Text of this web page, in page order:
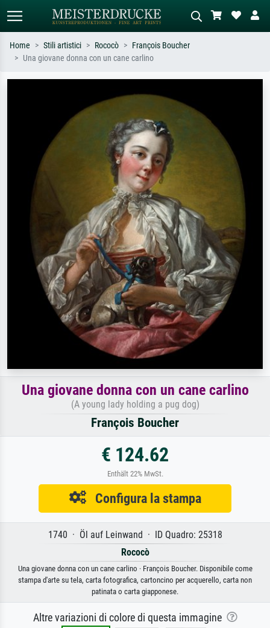
Monet, Notte stellata,
Impressionismo, onda di Hokusai,
nudo.
astratto con molto rosso, dipinto a
olio scuro, nudo in piedi vicino a un
albero.
Home Stili artistici Rococò
François Boucher
Una giovane donna con un cane carlino
Una giovane donna con un cane carlino
(A young lady holding a pug dog)
François Boucher
€ 124.62
Enthält 22% MwSt.
Configura la stampa
1740 · Öl auf Leinwand · ID Quadro: 25318
Rococò
Una giovane donna con un cane carlino · François Boucher. Disponibile come
stampa d'arte su tela, carta fotografica, cartoncino per acquerello, carta non
patinata o carta giapponese.
Altre variazioni di colore di questa immagine